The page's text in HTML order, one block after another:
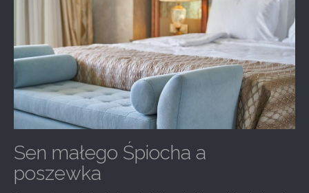
Sen małego Śpiocha a
poszewka